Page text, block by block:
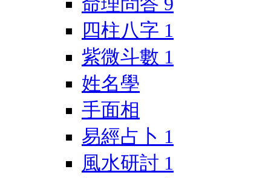
四柱八字 1
紫微斗數 1
姓名學
手面相
易經占卜 1
風水研討 1